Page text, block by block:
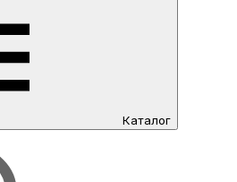
Каталог